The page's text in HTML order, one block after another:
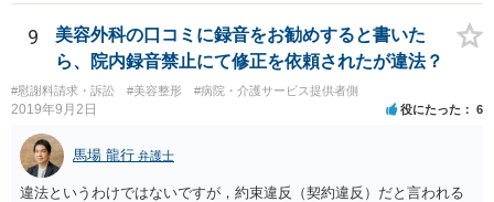
ることはないでしょう。 ほかに日本で成立するような犯罪はないでし
ょう。 遺灰についてはわかりません。おそらく薬物の検査はあるかも
し れませんが、禁製品にはあたらないでしょう。
9
美容外科の口コミに録音をお勧めすると書いた
ら、院内録音禁止にて修正を依頼されたが違法？
#慰謝料請求・訴訟 #美容整形 #病院・介護サービス提供者側
2019年9月2日 役にたった 6
馬場 龍行 弁護士
違法というわけではないですが，約束違反（契約違反）だと言われる